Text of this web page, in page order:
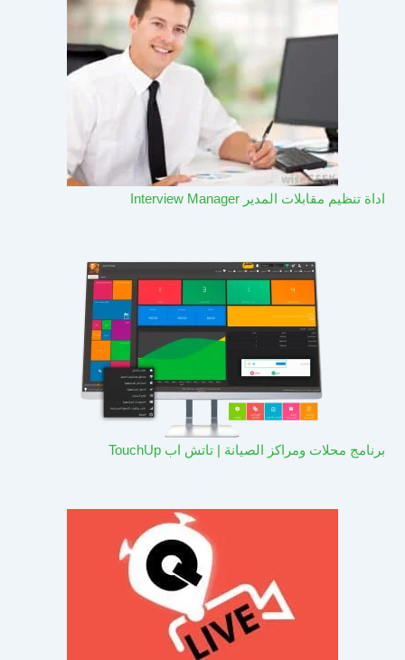
اداة تنظيم مقابلات المدير Interview Manager
برنامج محلات ومراكز الصيانة | تاتش اب TouchUp